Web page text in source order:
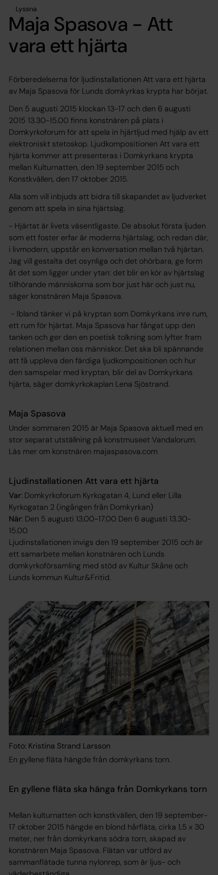
Lyssna
Maja Spasova - Att
vara ett hjärta
Förberedelserna för ljudinstallationen Att vara ett hjärta
av Maja Spasova för Lunds domkyrkas krypta har börjat.
Den 5 augusti 2015 klockan 13-17 och den 6 augusti
2015 13.30-15.00 finns konstnären på plats i
Domkyrkoforum för att spela in hjärtljud med hjälp av ett
elektroniskt stetoskop. Ljudkompositionen Att vara ett
hjärta kommer att presenteras i Domkyrkans krypta
mellan Kulturnatten, den 19 september 2015 och
Konstkvällen, den 17 oktober 2015.
Alla som vill inbjuds att bidra till skapandet av ljudverket
genom att spela in sina hjärtslag.
- Hjärtat är livets väsentligaste. De absolut första ljuden
som ett foster erfar är moderns hjärtslag, och redan där,
i livmodern, uppstår en konversation mellan två hjärtan.
Jag vill gestalta det osynliga och det ohörbara, ge form
åt det som ligger under ytan: det blir en kör av hjärtslag
tillhörande människorna som bor just här och just nu,
säger konstnären Maja Spasova.
- Ibland tänker vi på kryptan som Domkyrkans inre rum,
ett rum för hjärtat. Maja Spasova har fångat upp den
tanken och ger den en poetisk tolkning som lyfter fram
relationen mellan oss människor. Det ska bli spännande
att få uppleva den färdiga ljudkompositionen och hur
den samspelar med kryptan, blir del av Domkyrkans
hjärta, säger domkyrkokaplan Lena Sjöstrand.
Maja Spasova
Under sommaren 2015 är Maja Spasova aktuell med en
stor separat utställning på konstmuseet Vandalorum.
Läs mer om konstnären majaspasova.com
Ljudinstallationen Att vara ett hjärta
Var: Domkyrkoforum Kyrkogatan 4, Lund eller Lilla
Kyrkogatan 2 (ingången från Domkyrkan)
När: Den 5 augusti 13.00-17.00 Den 6 augusti 13.30-
15.00
Ljudinstallationen invigs den 19 september 2015 och är
ett samarbete mellan konstnären och Lunds
domkyrkoförsamling med stöd av Kultur Skåne och
Lunds kommun Kultur&Fritid.
Foto: Kristina Strand Larsson
En gyllene fläta hängde från domkyrkans torn.
En gyllene fläta ska hänga från Domkyrkans torn
Mellan kulturnatten och konstkvällen, den 19 september-
17 oktober 2015 hängde en blond hårfläta, cirka 1,5 x 30
meter, ner från domkyrkans södra torn, skapad av
konstnären Maja Spasova. Flätan var utförd av
sammanflätade tunna nylonrep, som är ljus- och